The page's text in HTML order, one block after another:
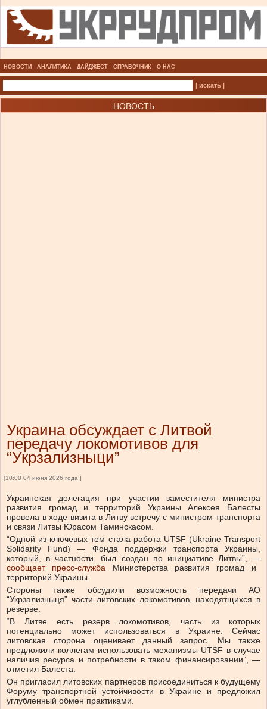
НОВОСТИ АНАЛИТИКА ДАЙДЖЕСТ СПРАВОЧНИК О НАС
| искать |
НОВОСТЬ
Украина обсуждает с Литвой
передачу локомотивов для
“Укрзализныци”
[10:00 04 июня 2026 года ]
Украинская делегация при участии заместителя министра
развития громад и территорий Украины Алексея Балесты
провела в ходе визита в Литву встречу с министром транспорта
и связи Литвы Юрасом Таминскасом.
“Одной из ключевых тем стала работа UTSF (Ukraine Transport
Solidarity Fund) — Фонда поддержки транспорта Украины,
который, в частности, был создан по инициативе Литвы”, —
сообщает пресс-служба Министерства развития громад и
территорий Украины.
Стороны также обсудили возможность передачи АО
“Укрзализныця” части литовских локомотивов, находятщихся в
резерве.
“В Литве есть резерв локомотивов, часть из которых
потенциально может использоваться в Украине. Сейчас
литовская сторона оценивает данный запрос. Мы также
предложили коллегам использовать механизмы UTSF в случае
наличия ресурса и потребности в таком финансировании”, —
отметил Балеста.
Он пригласил литовских партнеров присоединиться к будущему
Форуму транспортной устойчивости в Украине и предложил
углубленный обмен практиками.